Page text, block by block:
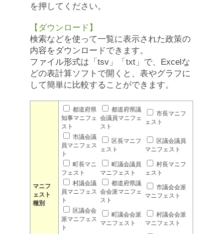
を押してください。
【ダウンロード】
検索などを使って一覧に表示された政策の
内容をダウンロードできます。
ファイル形式は「tsv」「txt」で、Excelな
どの表計算ソフトで開くと、表やグラフに
して簡単に比較することができます。
マニフ
ェスト
種別
都道府県
知事マニフェ
スト
都道府県議
会議員マニフェ
スト
市長マニフ
ェスト
市議会議
員マニフェス
ト
区長マニフ
ェスト
区議会議員
マニフェスト
町長マニ
フェスト
町議会議員
マニフェスト
村長マニフ
ェスト
村議会議
員マニフェス
ト
都道府県議
会会派マニフェ
スト
市議会会派
マニフェスト
区議会会
派マニフェス
ト
町議会会派
マニフェスト
村議会会派
マニフェスト